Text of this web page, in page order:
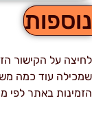
על הקישור
עוד כמה
באתר לפי